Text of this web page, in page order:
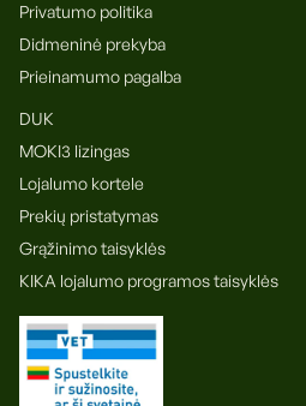
Privatumo politika
Didmeninė prekyba
Prieinamumo pagalba
DUK
MOKI3 lizingas
Lojalumo kortele
Prekių pristatymas
Grąžinimo taisyklės
KIKA lojalumo programos taisyklės